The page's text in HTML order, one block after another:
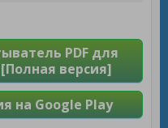
PDF для
версия]
на Google Play